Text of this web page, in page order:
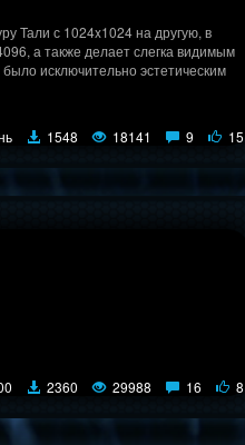
Тали с 1024x1024 на другую, в
а также делает слегка видимым
исключительно эстетическим
1548 18141 9 15
2360 29988 16 8